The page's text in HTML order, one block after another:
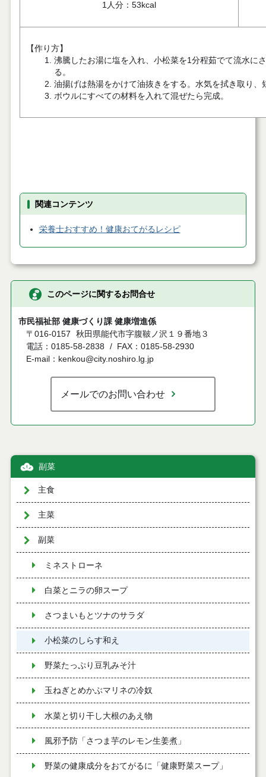
1人分：53kcal
【作り方】
沸騰したお湯に塩を入れ、小松菜を1分程茹でて流水に
る。
油揚げは熱湯をかけて油抜きをする。水気を拭き取り、
ボウルにすべての材料を入れて混ぜたら完成。
関連コンテンツ
栄養士おすすめ！健康おてがるレシピ
このページに関するお問合せ
市民福祉部 健康づくり課 健康増進係
〒016-0157
秋田県能代市字腹鞁ノ沢１９番地３
電話：0185-58-2838
FAX：0185-58-2930
E-mail：kenkou@city.noshiro.lg.jp
メールでのお問い合わせ
副菜
主食
主菜
副菜
ミネストローネ
白菜とニラの卵スープ
さつまいもとツナのサラダ
小松菜のしらす和え
野菜たっぷり豆乳みそ汁
玉ねぎとめかぶマリネの冷奴
水菜と切り干し大根のあえ物
風邪予防「さつま芋のレモン生姜煮」
野菜の健康成分をおてがるに「健康野菜スープ」